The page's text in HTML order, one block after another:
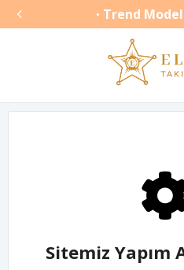
 • Trend
Sitemiz Yapım